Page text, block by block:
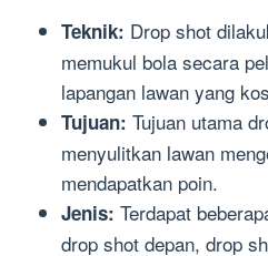
Teknik: Drop shot
memukul bola secara
lapangan lawan yang
Tujuan: Tujuan utama
menyulitkan lawan
mendapatkan poin.
Jenis: Terdapat
drop shot depan, drop